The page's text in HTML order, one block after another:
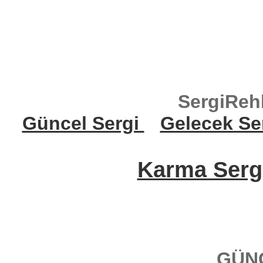
Güncel Sergi
Gelecek
Karma